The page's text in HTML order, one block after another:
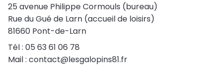
25 avenue Philippe Cormouls (bureau)
Rue du Gué de Larn (accueil de loisirs)
81660 Pont-de-Larn
Tél : 05 63 61 06 78
Mail : contact@lesgalopins81.fr